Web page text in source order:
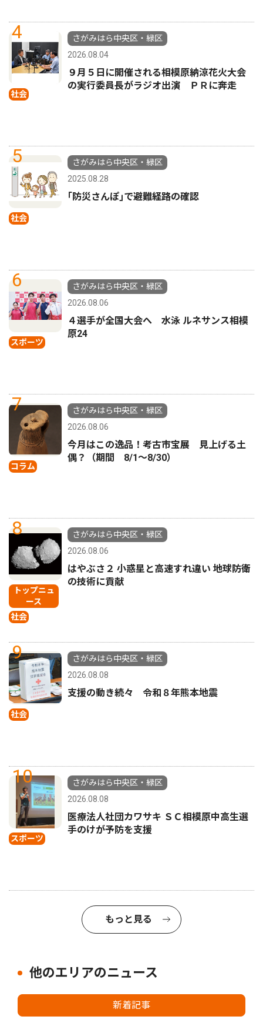
4
社会
さがみはら中央区・緑区
2026.08.04
９月５日に開催される相模原納涼花火大会
の実行委員長がラジオ出演 ＰＲに奔走
5
社会
さがみはら中央区・緑区
2025.08.28
｢防災さんぽ｣で避難経路の確認
6
スポーツ
さがみはら中央区・緑区
2026.08.06
４選手が全国大会へ 水泳 ルネサンス相模
原24
7
コラム
さがみはら中央区・緑区
2026.08.06
今月はこの逸品！考古市宝展 見上げる土
偶？（期間 8/1〜8/30）
8
トップニュ
ース
社会
さがみはら中央区・緑区
2026.08.06
はやぶさ２ 小惑星と高速すれ違い 地球防衛
の技術に貢献
9
社会
さがみはら中央区・緑区
2026.08.08
支援の動き続々 令和８年熊本地震
10
スポーツ
さがみはら中央区・緑区
2026.08.08
医療法人社団カワサキ ＳＣ相模原中高生選
手のけが予防を支援
もっと見る
他のエリアのニュース
新着記事